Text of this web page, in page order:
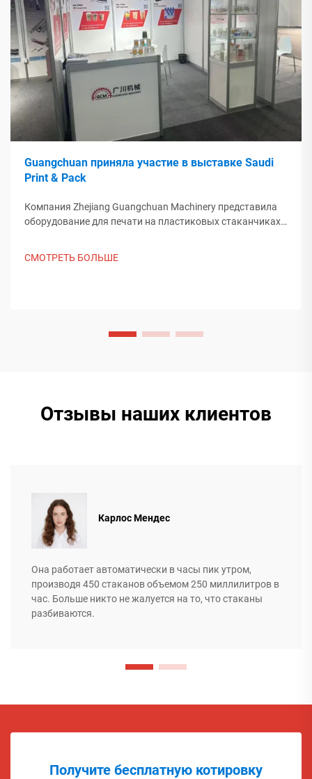
Guangchuan приняла участие в выставке Saudi
Print & Pack
Компания Zhejiang Guangchuan Machinery представила
оборудование для печати на пластиковых стаканчиках
СМОТРЕТЬ БОЛЬШЕ
Отзывы наших клиентов
Карлос Мендес
Она работает автоматически в часы пик утром,
производя 450 стаканов объемом 250 миллилитров в
час. Больше никто не жалуется на то, что стаканы
разбиваются.
Получите бесплатную котировку